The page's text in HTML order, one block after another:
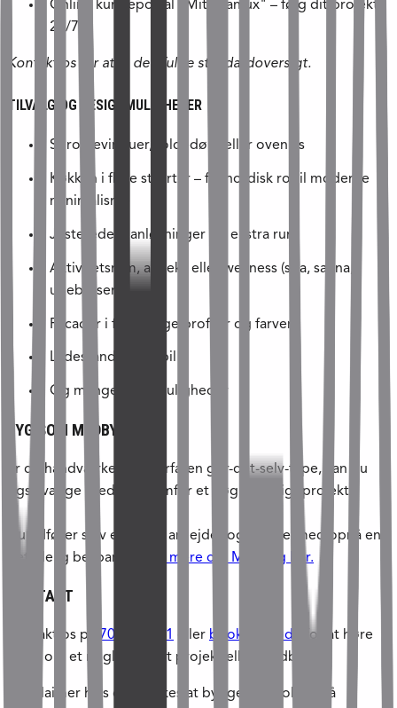
Online kundeportal "Mit Skanlux" – følg dit projekt
24/7
Kontakt os for at få den fulde standardoversigt.
TILVALG OG DESIGNMULIGHEDER
Sprossevinduer, foldedøre eller ovenlys
Køkken i flere stilarter – fra nordisk ro til moderne
minimalisme
Justerede planløsninger og ekstra rum
Aktivitetsrum, anneks eller wellness (spa, sauna,
udebruser)
Facader i forskellige profiler og farver
Ladestander til elbil
Og mange flere muligheder
BYG SOM MEDBYG
Er du håndværker eller erfaren gør-det-selv-type, kan du
også vælge Medbyg fremfor et nøglefærdigt projekt.
Du udfører selv en del af arbejdet og kan dermed opnå en
betydelig besparelse.
Se mere om Medbyg her.
KONTAKT
Kontakt os på 70 21 45 21 eller book et møde
for at høre
mere om et nøglefærdigt projekt eller Medbyg
*Disclaimer hvis der ønskes at bygge et poolhus på